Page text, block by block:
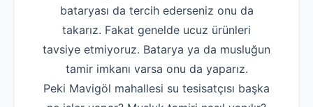
bataryası da tercih ederseniz onu da
takarız. Fakat genelde ucuz ürünleri
tavsiye etmiyoruz. Batarya ya da musluğun
tamir imkanı varsa onu da yaparız.
Peki Mavigöl mahallesi su tesisatçısı başka